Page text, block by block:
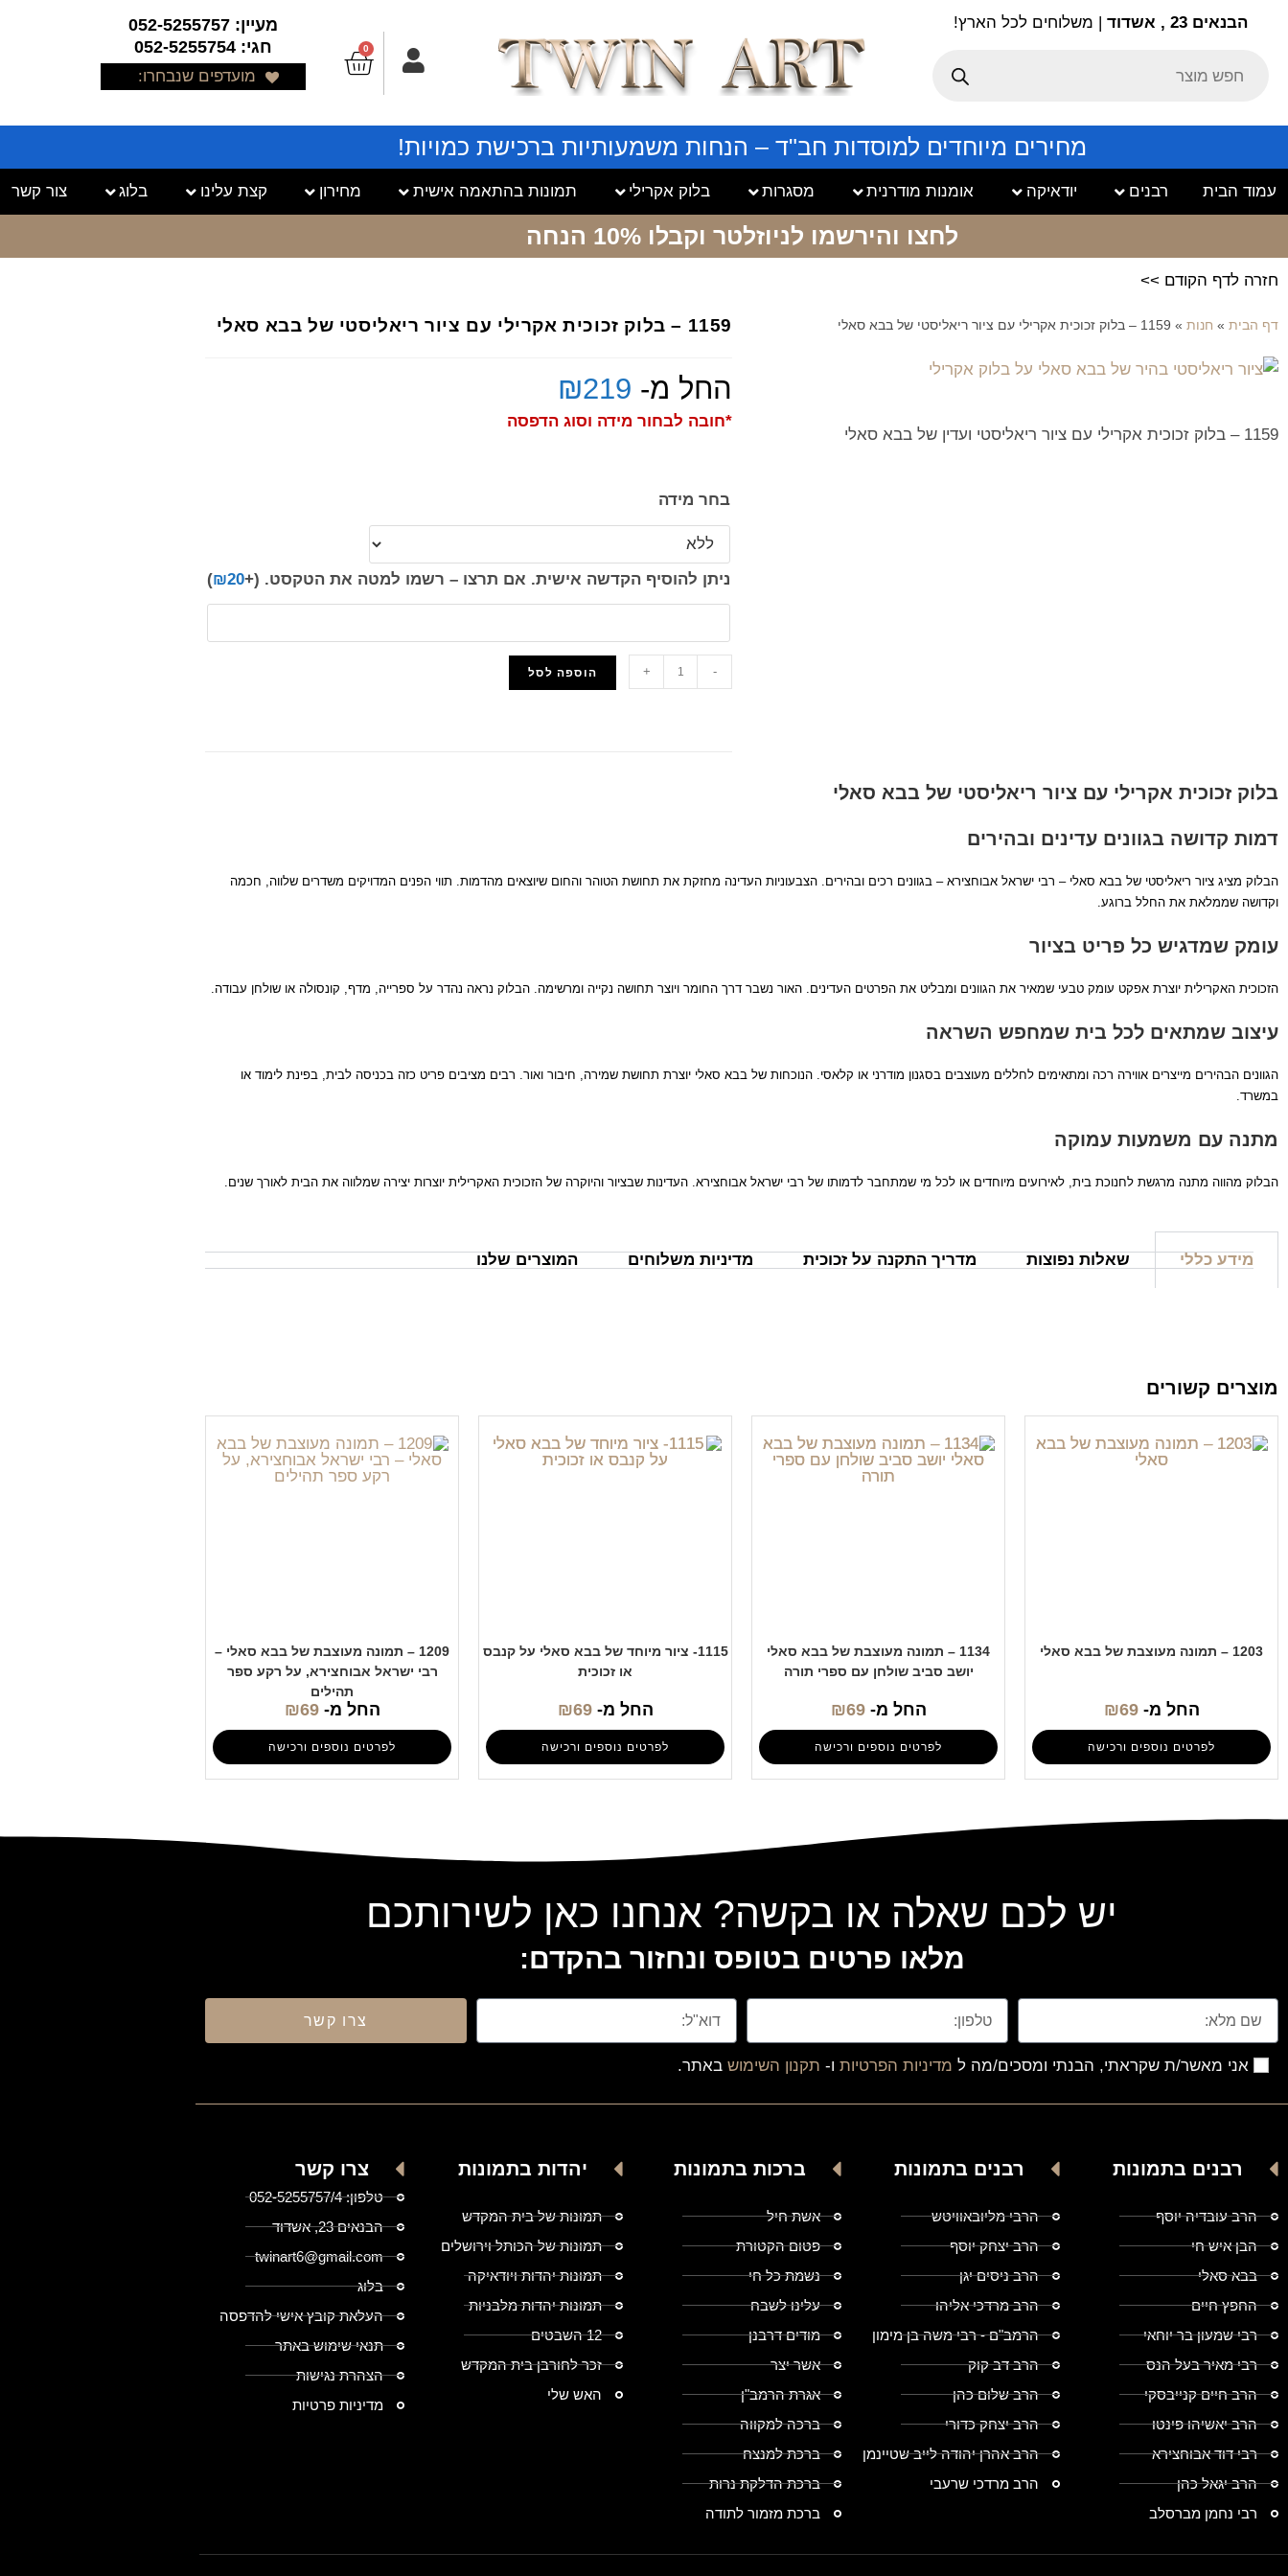
הבנאים 23 , אשדוד | משלוחים לכל הארץ!
0
מעיין: 052-5255757
חגי: 052-5255754
מועדפים שנבחרו:
מחירים מיוחדים למוסדות חב"ד – הנחות משמעותיות ברכישת כמויות!
עמוד הבית רבנים יודאיקה אומנות מודרנית מסגרות בלוק אקרילי תמונות בהתאמה אישית מחירון קצת עלינו בלוג צור קשר
לחצו והירשמו לניוזלטר וקבלו 10% הנחה
חזרה לדף הקודם >>
דף הבית » חנות » 1159 – בלוק זכוכית אקרילי עם ציור ריאליסטי של בבא סאלי
1159 – בלוק זכוכית אקרילי עם ציור ריאליסטי ועדין של בבא סאלי
1159 – בלוק זכוכית אקרילי עם ציור ריאליסטי של בבא סאלי
החל מ- ₪219
*חובה לבחור מידה וסוג הדפסה
בחר מידה
ניתן להוסיף הקדשה אישית. אם תרצו – רשמו למטה את הטקסט. (+
₪20
)
-
+ הוספה לסל
בלוק זכוכית אקרילי עם ציור ריאליסטי של בבא סאלי
דמות קדושה בגוונים עדינים ובהירים
הבלוק מציג ציור ריאליסטי של בבא סאלי – רבי ישראל אבוחצירא – בגוונים רכים ובהירים. הצבעוניות העדינה מחזקת את תחושת הטוהר והחום שיוצאים מהדמות. תווי הפנים המדויקים משדרים שלווה, חכמה
וקדושה שממלאת את החלל ברוגע.
עומק שמדגיש כל פריט בציור
הזכוכית האקרילית יוצרת אפקט עומק טבעי שמאיר את הגוונים ומבליט את הפרטים העדינים. האור נשבר דרך החומר ויוצר תחושה נקייה ומרשימה. הבלוק נראה נהדר על ספרייה, מדף, קונסולה או שולחן עבודה.
עיצוב שמתאים לכל בית שמחפש השראה
הגוונים הבהירים מייצרים אווירה רכה ומתאימים לחללים מעוצבים בסגנון מודרני או קלאסי. הנוכחות של בבא סאלי יוצרת תחושת שמירה, חיבור ואור. רבים מציבים פריט כזה בכניסה לבית, בפינת לימוד או
במשרד.
מתנה עם משמעות עמוקה
הבלוק מהווה מתנה מרגשת לחנוכת בית, לאירועים מיוחדים או לכל מי שמתחבר לדמותו של רבי ישראל אבוחצירא. העדינות שבציור והיוקרה של הזכוכית האקרילית יוצרות יצירה שמלווה את הבית לאורך שנים.
מידע כללי שאלות נפוצות מדריך התקנה על זכוכית מדיניות משלוחים המוצרים שלנו
מוצרים קשורים
1203 – תמונה מעוצבת של בבא סאלי
החל מ- ₪69
לפרטים נוספים ורכישה
1134 – תמונה מעוצבת של בבא סאלי
יושב סביב שולחן עם ספרי תורה
החל מ- ₪69
לפרטים נוספים ורכישה
1115- ציור מיוחד של בבא סאלי על קנבס
או זכוכית
החל מ- ₪69
לפרטים נוספים ורכישה
1209 – תמונה מעוצבת של בבא סאלי –
רבי ישראל אבוחצירא, על רקע ספר
תהילים
החל מ- ₪69
לפרטים נוספים ורכישה
יש לכם שאלה או בקשה? אנחנו כאן לשירותכם
מלאו פרטים בטופס ונחזור בהקדם:
אני מאשר/ת שקראתי, הבנתי ומסכים/מה ל מדיניות הפרטיות ו- תקנון השימוש באתר.
צרו קשר
רבנים בתמונות
הרב עובדיה יוסף
הבן איש חי
בבא סאלי
החפץ חיים
רבי שמעון בר יוחאי
רבי מאיר בעל הנס
הרב חיים קנייבסקי
הרב יאשיהו פינטו
רבי דוד אבוחצירא
הרב יגאל כהן
רבי נחמן מברסלב
רבנים בתמונות
הרבי מליובאוויטש
הרב יצחק יוסף
הרב ניסים יגן
הרב מרדכי אליהו
הרמב"ם - רבי משה בן מימון
הרב דב קוק
הרב שלום כהן
הרב יצחק כדורי
הרב אהרן יהודה לייב שטיינמן
הרב מרדכי שרעבי
ברכות בתמונות
אשת חיל
פטום הקטורת
נשמת כל חי
עלינו לשבח
מודים דרבנן
אשר יצר
אגרת הרמב"ן
ברכה למקווה
ברכת למנצח
ברכת הדלקת נרות
ברכת מזמור לתודה
יהדות בתמונות
תמונות של בית המקדש
תמונות של הכותל וירושלים
תמונות יהדות ויודאיקה
תמונות יהדות מלבניות
12 השבטים
זכר לחורבן בית המקדש
האש שלי
צרו קשר
טלפון: 052-5255757/4
הבנאים 23, אשדוד
twinart6@gmail.com
בלוג
העלאת קובץ אישי להדפסה
תנאי שימוש באתר
הצהרת נגישות
מדיניות פרטיות